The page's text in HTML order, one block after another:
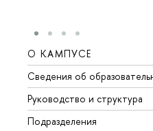
О КАМПУСЕ
Сведения об
Руководство и структура
Подразделения